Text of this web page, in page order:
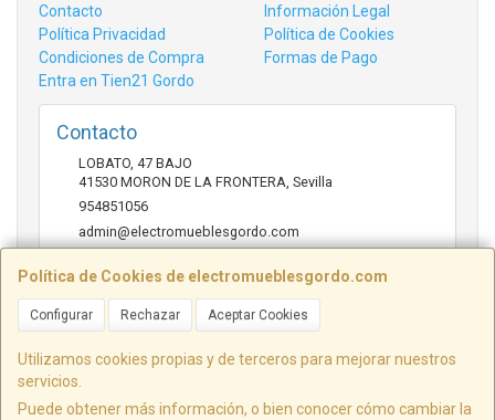
Política de Cookies de electromueblesgordo.com
Configurar Rechazar Aceptar Cookies
Utilizamos cookies propias y de terceros para mejorar nuestros
servicios.
Puede obtener más información, o bien conocer cómo cambiar la
Contacto
Información Legal
Política Privacidad
Política de Cookies
Condiciones de Compra
Formas de Pago
Entra en Tien21 Gordo
Contacto
LOBATO, 47 BAJO
41530 MORON DE LA FRONTERA Sevilla
954851056
admin@electromueblesgordo.com
Horario
cerrado.